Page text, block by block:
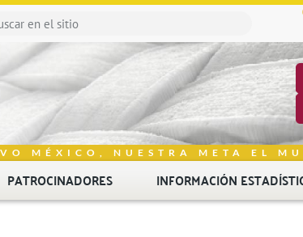
MÉXICO, NUESTRA META EL
PATROCINADORES INFORMACIÓN